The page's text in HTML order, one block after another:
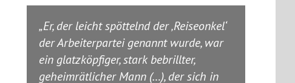
Er, der leicht spöttelnd der ‚Reiseonkel‘
der Arbeiterpartei genannt wurde, war
ein glatzköpfiger, stark bebrillter,
geheimrätlicher Mann (…), der sich in